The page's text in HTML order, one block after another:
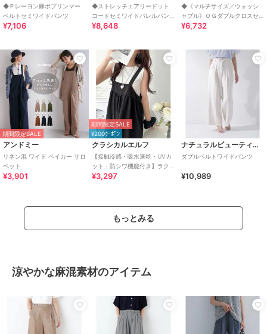
◆Ｐレーヨン麻ポプリンマー
ベルトセミワイドパンツ
¥7,106
◆ストレッチエアリードット
コードセミワイドバレルパン
ツ
¥8,648
◆《マルチサイズ／ウォッシ
ャブル》ＯＧダブルクロスセ
ミワイドパンツ
¥6,732
期間限定SALE
アンドミー
リネン混 ワイド ベイカー サロ
ペット
¥3,901
期間限定SALE
¥200ｸｰﾎﾟﾝ
クラシカルエルフ
【接触冷感・吸水速乾・UVカ
ット・防シワ機能付き】ラク
してキマる前後2wayワイドス
¥3,297
ナチュラルビューティーベーシック
ダブルベルトワイドパンツ
¥10,989
もっとみる
涼やかな麻混素材のアイテム